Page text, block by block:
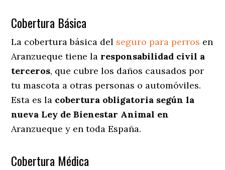
Cobertura Básica
La cobertura básica del seguro para perros en
Aranzueque tiene la responsabilidad civil a
terceros, que cubre los daños causados por
tu mascota a otras personas o automóviles.
Esta es la cobertura obligatoria según la
nueva Ley de Bienestar Animal en
Aranzueque y en toda España.
Cobertura Médica